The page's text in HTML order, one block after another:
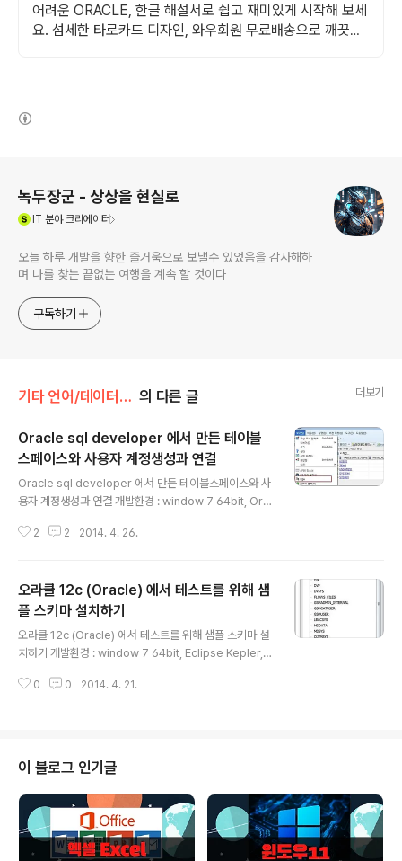
어려운 ORACLE, 한글 해설서로 쉽고 재미있게 시작해 보세
요. 섬세한 타로카드 디자인, 와우회원 무료배송으로 깨끗하
녹두장군 - 상상을 현실로
IT 분야 크리에이터
오늘 하루 개발을 향한 즐거움으로 보낼수 있었음을 감사해하
며 나를 찾는 끝없는 여행을 계속 할 것이다
구독하기
기타 언어/데이터베이스(SQL) 의 다른 글 더보기
Oracle sql developer 에서 만든 테이블
스페이스와 사용자 계정생성과 연결
Oracle sql developer 에서 만든 테이블스페이스와 사
용자 계정생성과 연결 개발환경 : window 7 64bit, Ora
er 에서 만든 테이블스페이스와 사용자 계정을 연결해 보
계정으로 접속합니다. 아래 쪽으로 내려가면 다른 사용자
라고 있을 겁니다. 그곳을 선택해 사용자생성을 클릭합니
다. 그러면 생성자 창이 뜨게 되는데 첫번째 탭인 사용자에
서 이름과 패스워드를 입력합니다. 그리고 아래에 기본 테
이블스페이스란이 있는데 이곳에 이전에 만들어 두었던 테
이블스페이스를 선택합니다. 그리고 아래 임시 테이블..
2 2 2014. 4. 26.
오라클 12c (Oracle) 에서 테스트를 위해 샘
플 스키마 설치하기
오라클 12c (Oracle) 에서 테스트를 위해 샘플 스키마 설
치하기 개발환경 : window 7 64bit, Eclipse Kepler,
을 사용합니다. 처음 접하는 사람들이나 Oracle 을 얼마
들수도 없잖아요. 그래서 오라클에서는 demo 폴더에 샘
플 스키마와 데이터를 설치 할수 있는 sql 파일이 있습니
다. 현재 테스트한 Oracle 버전은 12c 이며 11g 부터는
따로 샘플을 설치하기 위해 작업할 필요는 없습니다. 단지
권한을 주거나 컨테이너를 바꾸면 됩니다. 일단 ..
0 0 2014. 4. 21.
이 블로그 인기글